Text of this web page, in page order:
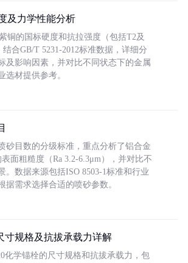
及力学性能分析
铜的国标硬度和抗拉强度（包括T2及
合GB/T 5231-2012标准数据，详细分
及影响因素，并对比不同状态下的金属
选材提供参考。
砂目数的分级标准，重点分析了铝合金
面粗糙度（Ra 3.2-6.3μm），并对比不
。数据来源包括ISO 8503-1标准和行业
据需求选择合适的喷砂参数。
寸规格及抗拔承载力详解
化学锚栓的尺寸规格和抗拔承载力，包